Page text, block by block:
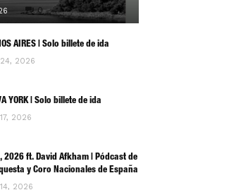
0
AIRES | Solo billete de ida
2026
YORK | Solo billete de ida
2026
2026 ft. David Afkham | Pódcast de
y Coro Nacionales de España
2026